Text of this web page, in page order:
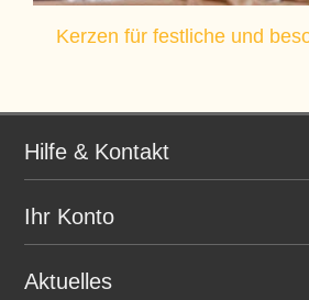
Kerzen für festliche und
Hilfe & Kontakt
Ihr Konto
Aktuelles